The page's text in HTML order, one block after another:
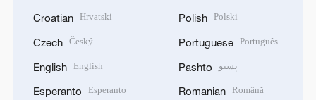
Croatian Hrvatski
Czech Český
English English
Esperanto Esperanto
Polish Polski
Portuguese Português
Pashto پښتو
Romanian Română